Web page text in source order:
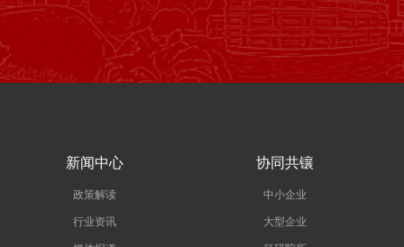
新闻中心
政策解读
行业资讯
协同共镶
中小企业
大型企业